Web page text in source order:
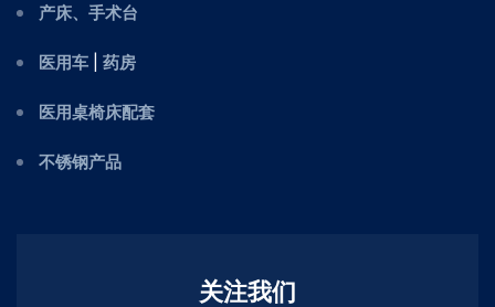
产床、手术台
医用车 药房
医用桌椅床配套
不锈钢产品
关注我们